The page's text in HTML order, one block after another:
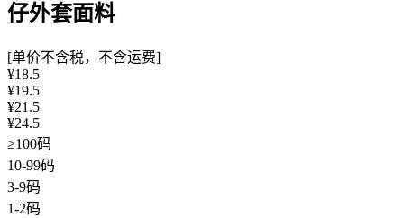
仔外套面料
[单价不含税，不含运费]
¥18.5
¥19.5
¥21.5
¥24.5
≥100码
10-99码
3-9码
1-2码